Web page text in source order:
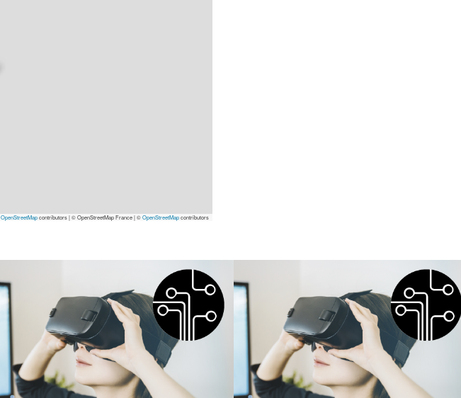
OpenStreetMapcontributors|© OpenStreetMap France | ©OpenStreetMapcontributors